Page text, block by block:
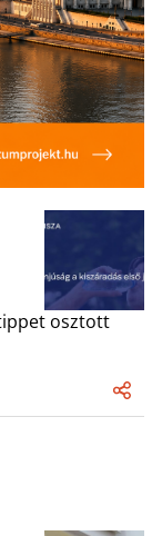
osztott